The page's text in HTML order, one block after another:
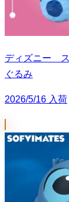
ディズニー
ぐるみ
2026/5/16 入荷